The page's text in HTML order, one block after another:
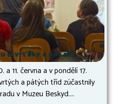
čtvrťáky a páťáky
11. června a v pondělí 17.
a pátých tříd zúčastnily
v Muzeu Beskyd....